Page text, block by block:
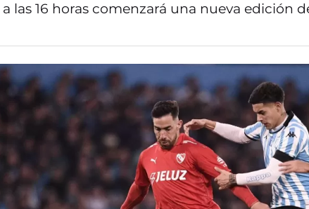
las 16 horas comenzará una nueva edición